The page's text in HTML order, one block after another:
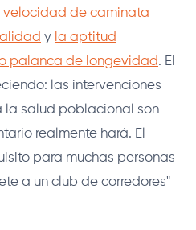
velocidad de caminata
y la aptitud
palanca de longevidad. El
las intervenciones
la salud poblacional son
realmente hará. El
para muchas personas
a un club de corredores"